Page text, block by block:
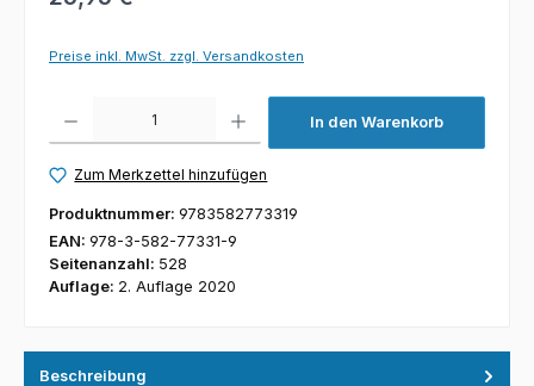
Preise inkl. MwSt. zzgl. Versandkosten
In den Warenkorb
Zum Merkzettel hinzufügen
Produktnummer: 9783582773319
EAN: 978-3-582-77331-9
Seitenanzahl: 528
Auflage: 2. Auflage 2020
Beschreibung